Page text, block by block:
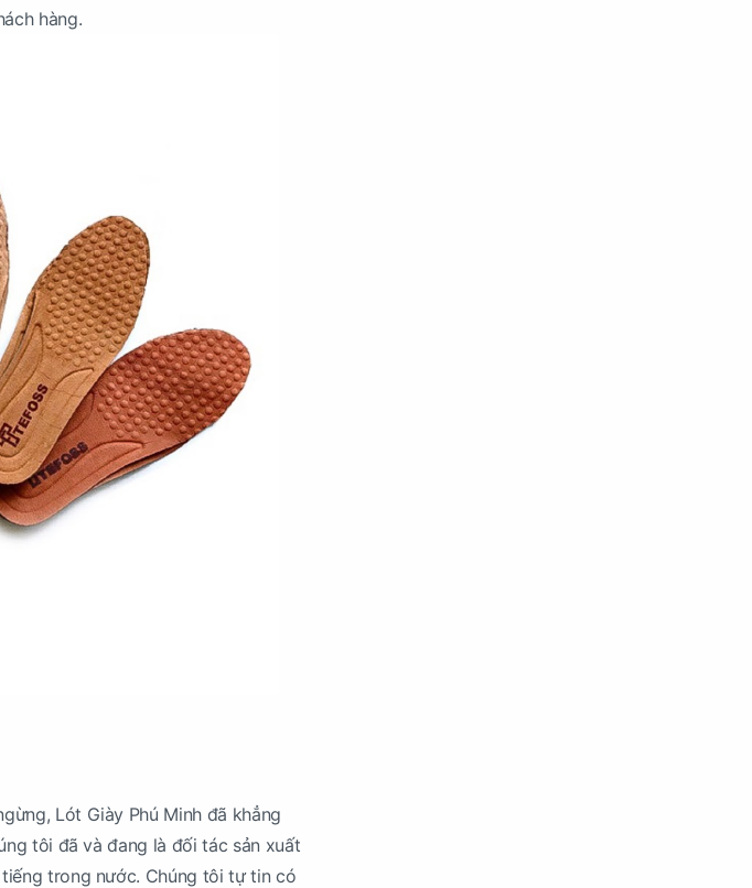
hàng.
Lót Giày Phú Minh đã khẳng
tôi đã và đang là đối tác sản xuất
trong nước. Chúng tôi tự tin có